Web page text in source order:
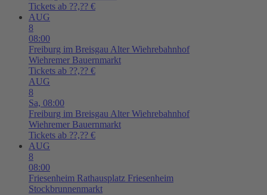
Tickets ab ??,?? €
AUG
8
08:00
Freiburg im Breisgau Alter Wiehrebahnhof
Wiehremer Bauernmarkt
Tickets ab ??,?? €
AUG
8
Sa, 08:00
Freiburg im Breisgau Alter Wiehrebahnhof
Wiehremer Bauernmarkt
Tickets ab ??,?? €
AUG
8
08:00
Friesenheim Rathausplatz Friesenheim
Stockbrunnenmarkt